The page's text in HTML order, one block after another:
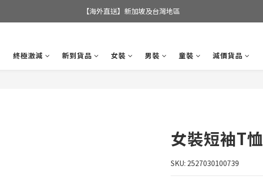
全店滿$350，即可享港澳地區免運費;
【海外直送】新加坡及台灣地區
終極激減
新到貨品 女裝 男裝 童裝 減價貨品
女裝短袖T恤
SKU: 2527030100739